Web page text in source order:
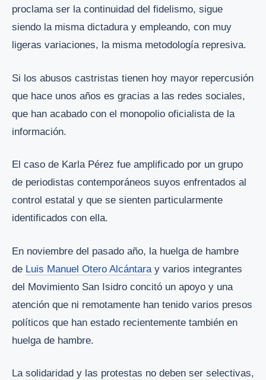
proclama ser la continuidad del fidelismo, sigue
siendo la misma dictadura y empleando, con muy
ligeras variaciones, la misma metodología represiva.
Si los abusos castristas tienen hoy mayor repercusión
que hace unos años es gracias a las redes sociales,
que han acabado con el monopolio oficialista de la
información.
El caso de Karla Pérez fue amplificado por un grupo
de periodistas contemporáneos suyos enfrentados al
control estatal y que se sienten particularmente
identificados con ella.
En noviembre del pasado año, la huelga de hambre
de Luis Manuel Otero Alcántaray varios integrantes
del Movimiento San Isidro concitó un apoyo y una
atención que ni remotamente han tenido varios presos
políticos que han estado recientemente también en
huelga de hambre.
La solidaridad y las protestas no deben ser selectivas,